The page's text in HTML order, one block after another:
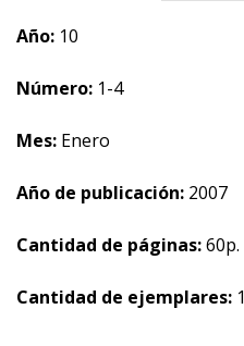
Año: 10
Número: 1-4
Mes: Enero
Año de publicación: 2007
Cantidad de páginas:60p.
Cantidad de ejemplares: 1